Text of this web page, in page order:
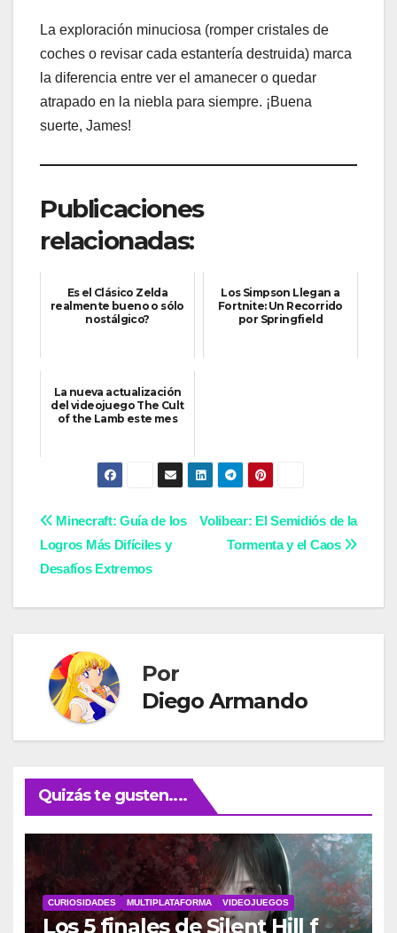
La exploración minuciosa (romper cristales de
coches o revisar cada estantería destruida) marca
la diferencia entre ver el amanecer o quedar
atrapado en la niebla para siempre. ¡Buena
suerte, James!
Publicaciones
relacionadas:
Es el Clásico Zelda
realmente bueno o sólo
nostálgico?
Los Simpson Llegan a
Fortnite: Un Recorrido
por Springfield
La nueva actualización
del videojuego The Cult
of the Lamb este mes
Navegación
de
entradas
Volibear: El Semidiós de la
Tormenta y el Caos
Minecraft: Guía de los
Logros Más Difíciles y
Desafíos Extremos
Por
Diego Armando
Quizás te gusten....
CURIOSIDADES MULTIPLATAFORMA VIDEOJUEGOS
Los 5 finales de Silent Hill f